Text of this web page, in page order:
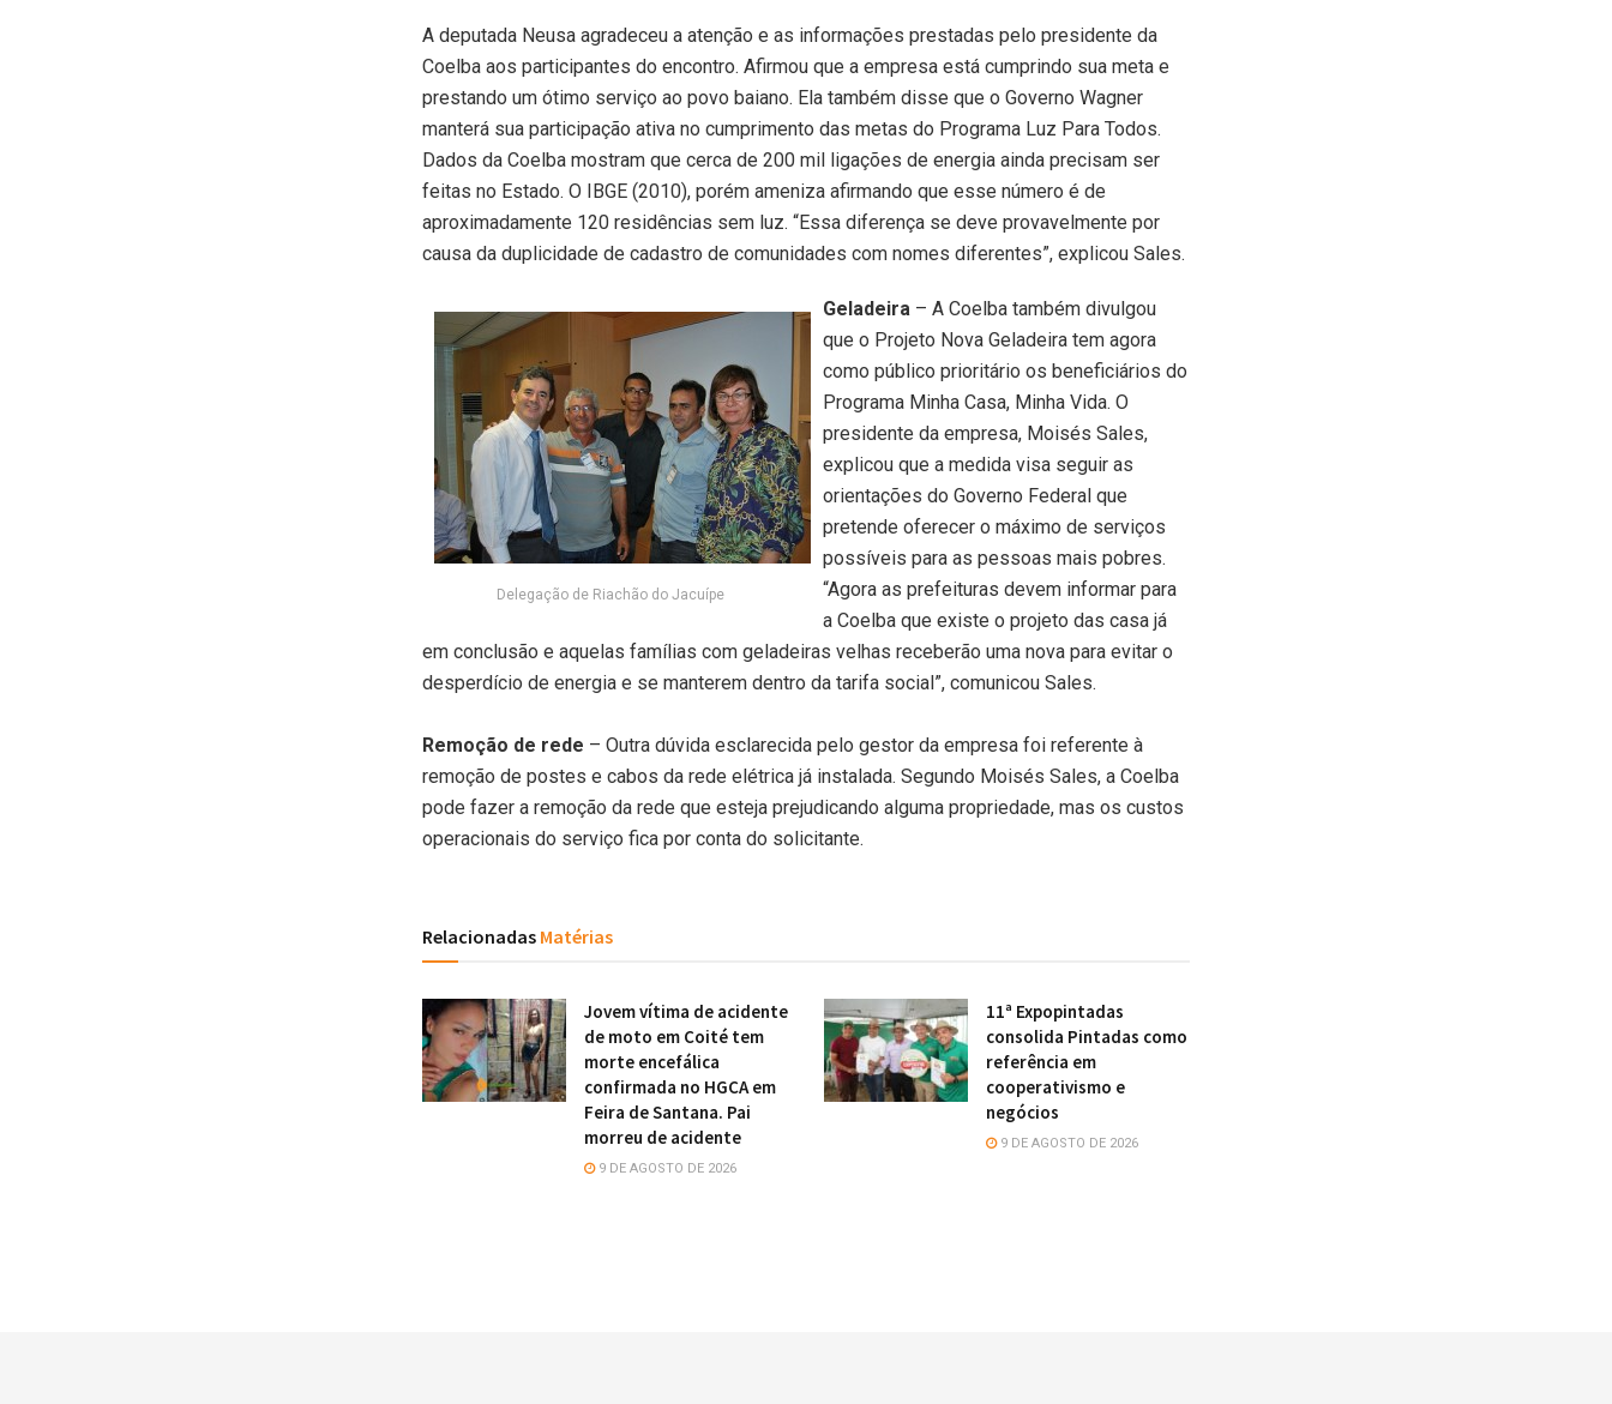
A deputada Neusa agradeceu a atenção e as informações prestadas pelo presidente da
Coelba aos participantes do encontro. Afirmou que a empresa está cumprindo sua meta e
prestando um ótimo serviço ao povo baiano. Ela também disse que o Governo Wagner
manterá sua participação ativa no cumprimento das metas do Programa Luz Para Todos.
Dados da Coelba mostram que cerca de 200 mil ligações de energia ainda precisam ser
feitas no Estado. O IBGE (2010), porém ameniza afirmando que esse número é de
aproximadamente 120 residências sem luz. “Essa diferença se deve provavelmente por
causa da duplicidade de cadastro de comunidades com nomes diferentes”, explicou Sales.
Delegação de Riachão do Jacuípe
Geladeira – A Coelba também divulgou
que o Projeto Nova Geladeira tem agora
como público prioritário os beneficiários do
Programa Minha Casa, Minha Vida. O
presidente da empresa, Moisés Sales,
explicou que a medida visa seguir as
orientações do Governo Federal que
pretende oferecer o máximo de serviços
possíveis para as pessoas mais pobres.
“Agora as prefeituras devem informar para
a Coelba que existe o projeto das casa já
em conclusão e aquelas famílias com geladeiras velhas receberão uma nova para evitar o
desperdício de energia e se manterem dentro da tarifa social”, comunicou Sales.
Remoção de rede – Outra dúvida esclarecida pelo gestor da empresa foi referente à
remoção de postes e cabos da rede elétrica já instalada. Segundo Moisés Sales, a Coelba
pode fazer a remoção da rede que esteja prejudicando alguma propriedade, mas os custos
operacionais do serviço fica por conta do solicitante.
Relacionadas Matérias
Jovem vítima de acidente
de moto em Coité tem
morte encefálica
confirmada no HGCA em
Feira de Santana. Pai
morreu de acidente
9 DE AGOSTO DE 2026
11ª Expopintadas
consolida Pintadas como
referência em
cooperativismo e
negócios
9 DE AGOSTO DE 2026